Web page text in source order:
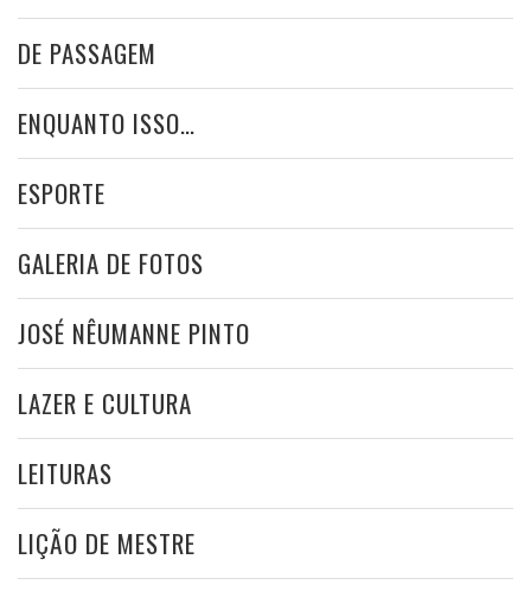
DE PASSAGEM
ENQUANTO ISSO…
ESPORTE
GALERIA DE FOTOS
JOSÉ NÊUMANNE PINTO
LAZER E CULTURA
LEITURAS
LIÇÃO DE MESTRE